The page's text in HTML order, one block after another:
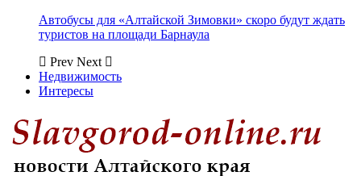
Автобусы для «Алтайской Зимовки» скоро будут ждать
туристов на площади Барнаула
Prev Next
Недвижимость
Интересы